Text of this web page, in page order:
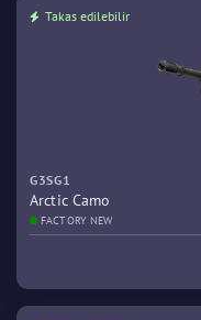
Takas edilebilir
G3SG1
Arctic Camo
FACTORY NEW